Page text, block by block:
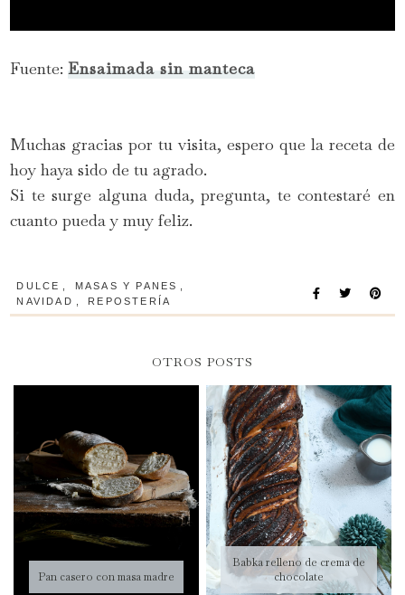
Fuente:Ensaimada sin manteca
Muchas gracias por tu visita, espero que la receta de
hoy haya sido de tu agrado.
Si te surge alguna duda, pregunta, te contestaré en
cuanto pueda y muy feliz.
DULCE MASAS Y PANES
NAVIDAD
REPOSTERÍA
OTROS POSTS
Pan casero con masa madre
Babka relleno de crema de
chocolate